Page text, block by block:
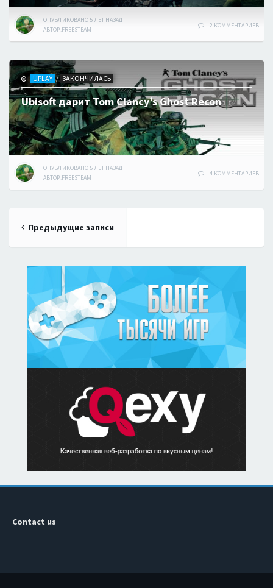
ОПУБЛИКОВАНО 5 ЛЕТНАЗАД
АВТОР:FREESTEAM
2 КОММЕНТАРИЕВ
UPLAY / ЗАКОНЧИЛАСЬ
Ubisoft дарит Tom Clancy’s Ghost Recon
ОПУБЛИКОВАНО 5 ЛЕТНАЗАД
АВТОР:FREESTEAM
4 КОММЕНТАРИЕВ
поПредыдущие записи
Contact us